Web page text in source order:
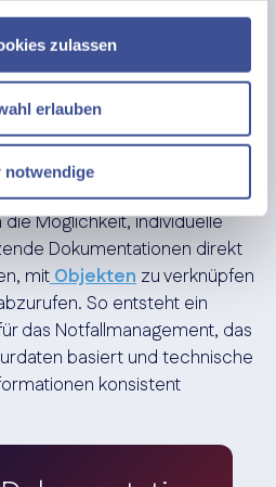
zulassen
erlauben
notwendige
und deren Abhängigkeiten.
ermöglicht es,
zu entwickeln, die exakt auf
und deren Besonderheiten
wird dieses Vorgehen in
Add-on Documents: Es
Möglichkeit, individuelle
Dokumentationen direkt
mitObjekten zu verknüpfen
So entsteht ein
das Notfallmanagement, das
basiert und technische
konsistent